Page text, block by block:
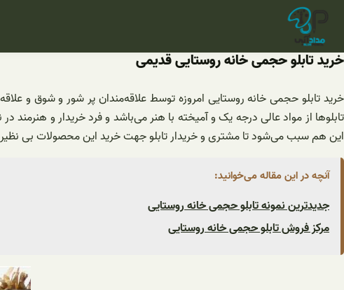
محتوا
خرید تابلو حجمی خانه روستایی قدیمی
خرید تابلو حجمی خانه روستایی امروزه توسط علاقه‌مندان پر شور و شوق و
تابلوها از مواد عالی درجه یک و آمیخته با هنر می‌باشد و فرد خریدار و
این هم سبب می‌شود تا مشتری و خریدار تابلو جهت خرید این محصولات بی نظیر
آنچه در این مقاله می‌خوانید:
جدیدترین نمونه تابلو حجمی خانه روستایی
مرکز فروش تابلو حجمی خانه روستایی